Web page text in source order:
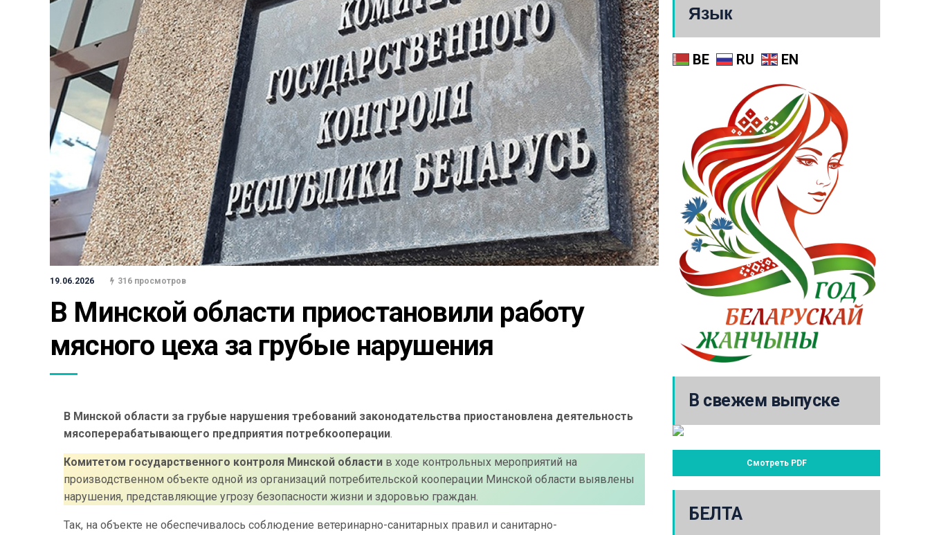
19.06.2026 316 просмотров
В Минской области приостановили работу
мясного цеха за грубые нарушения
В Минской области за грубые нарушения требований законодательства приостановлена деятельность
мясоперерабатывающего предприятия потребкооперации.
Комитетом государственного контроля Минской области в ходе контрольных мероприятий на
производственном объекте одной из организаций потребительской кооперации Минской области выявлены
нарушения, представляющие угрозу безопасности жизни и здоровью граждан.
Так, на объекте не обеспечивалось соблюдение ветеринарно-санитарных правил и санитарно-
Язык
BE RU EN
В свежем выпуске
Смотреть PDF
БЕЛТА